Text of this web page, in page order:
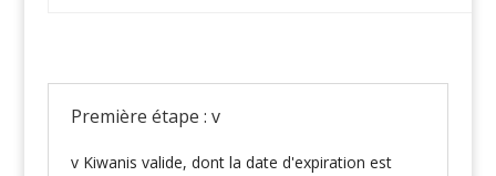
Première étape : v
v Kiwanis valide, dont la date d'expiration est